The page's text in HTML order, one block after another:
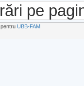
pe
UBB-FAM